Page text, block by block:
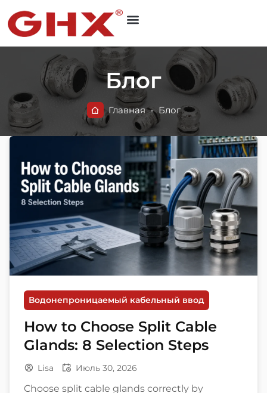
Блог
Главная - Блог
Водонепроницаемый кабельный ввод
How to Choose Split Cable
Glands: 8 Selection Steps
Lisa Июль 30, 2026
Choose split cable glands correctly by